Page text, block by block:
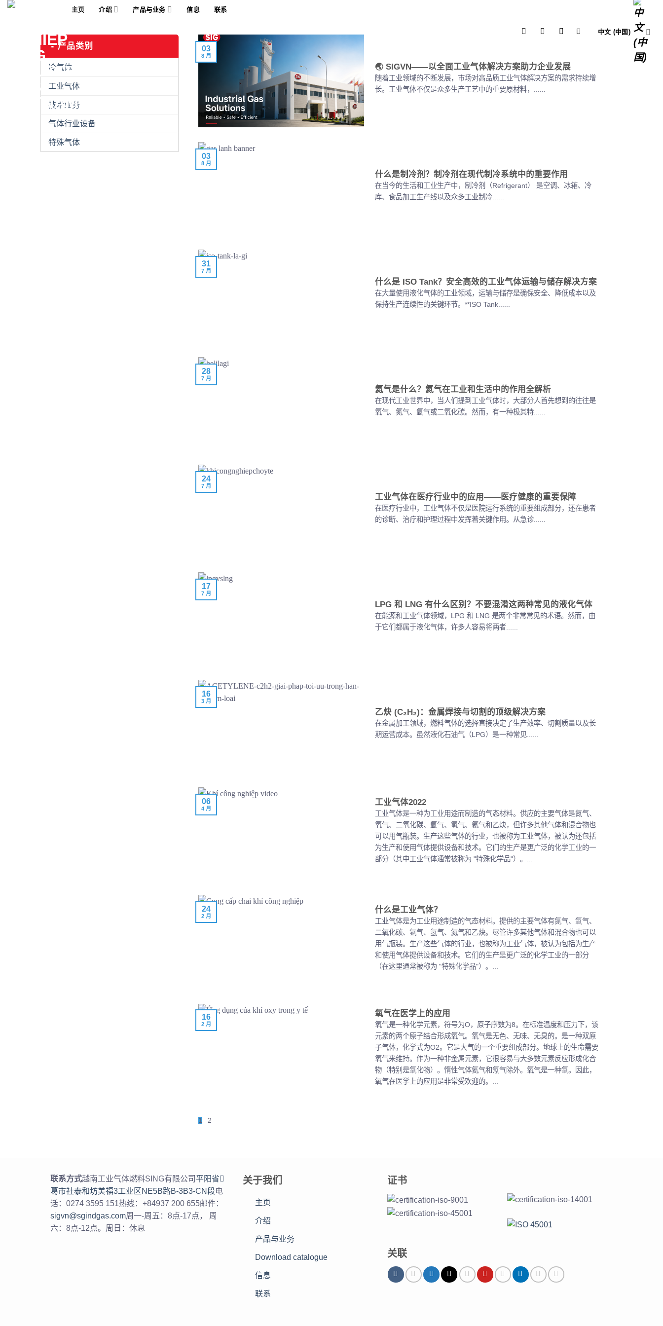
Skip
主页 介绍 产品与业务 信息 联系
中文 (中国)
产品类别
冷气体
工业气体
技术业务
气体行业设备
特殊气体
🌏 SIGVN——以全面工业气体解决方案助力企业发展
随着工业领域的不断发展，市场对高品质工业气体解决方案的需求持续增
长。工业气体不仅是众多生产工艺中的重要原材料，......
03
8 月
什么是制冷剂？制冷剂在现代制冷系统中的重要作用
在当今的生活和工业生产中，制冷剂（Refrigerant） 是空调、冰箱、冷
库、食品加工生产线以及众多工业制冷......
03
8 月
什么是 ISO Tank？安全高效的工业气体运输与储存解决方案
在大量使用液化气体的工业领域，运输与储存是确保安全、降低成本以及
保持生产连续性的关键环节。**ISO Tank......
31
7 月
氦气是什么？氦气在工业和生活中的作用全解析
在现代工业世界中，当人们提到工业气体时，大部分人首先想到的往往是
氧气、氮气、氩气或二氧化碳。然而，有一种极其特......
28
7 月
工业气体在医疗行业中的应用——医疗健康的重要保障
在医疗行业中，工业气体不仅是医院运行系统的重要组成部分，还在患者
的诊断、治疗和护理过程中发挥着关键作用。从急诊......
24
7 月
LPG 和 LNG 有什么区别？不要混淆这两种常见的液化气体
在能源和工业气体领域，LPG 和 LNG 是两个非常常见的术语。然而，由
于它们都属于液化气体，许多人容易将两者......
17
7 月
乙炔 (C₂H₂)：金属焊接与切割的顶级解决方案
在金属加工领域，燃料气体的选择直接决定了生产效率、切割质量以及长
期运营成本。虽然液化石油气（LPG）是一种常见......
16
3 月
工业气体2022
工业气体是一种为工业用途而制造的气态材料。供应的主要气体是氮气、
氧气、二氧化碳、氩气、氢气、氦气和乙炔，但许多其他气体和混合物也
可以用气瓶装。生产这些气体的行业，也被称为工业气体，被认为还包括
为生产和使用气体提供设备和技术。它们的生产是更广泛的化学工业的一
部分（其中工业气体通常被称为 "特殊化学品"）。...
06
4 月
什么是工业气体？
工业气体是为工业用途制造的气态材料。提供的主要气体有氮气、氧气、
二氧化碳、氩气、氢气、氦气和乙炔。尽管许多其他气体和混合物也可以
用气瓶装。生产这些气体的行业，也被称为工业气体，被认为包括为生产
和使用气体提供设备和技术。它们的生产是更广泛的化学工业的一部分
（在这里通常被称为 "特殊化学品"）。...
24
2 月
氧气在医学上的应用
氧气是一种化学元素，符号为O，原子序数为8。在标准温度和压力下，该
元素的两个原子结合形成氧气。氧气是无色、无味、无臭的。是一种双原
子气体，化学式为O2。它是大气的一个重要组成部分。地球上的生命需要
氧气来维持。作为一种非金属元素，它很容易与大多数元素反应形成化合
物（特别是氧化物）。惰性气体氦气和氖气除外。氧气是一种氧。因此，
氧气在医学上的应用是非常受欢迎的。...
16
2 月
1 2
联系方式越南工业气体燃料SING有限公司平阳省𤅶
葛市社泰和坊美福3工业区NE5B路B-3B3-CN段电
话：0274 3595 151热线：+84937 200 655邮件：
sigvn@sgindgas.com周一-周五：8点-17点， 周
六：8点-12点。周日：休息
关于我们
主页
介绍
产品与业务
Download catalogue
信息
联系
证书
关联